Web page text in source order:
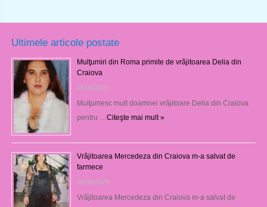
Ultimele articole postate
Mulţumiri din Roma primite de vrăjitoarea Delia din
Craiova
06/08/2026
Mulţumesc mult doamnei vrăjitoare Delia din Craiova
pentru … Citeşte mai mult »
Vrăjitoarea Mercedeza din Craiova m-a salvat de
farmece
06/08/2026
Vrăjitoarea Mercedeza din Craiova m-a salvat de